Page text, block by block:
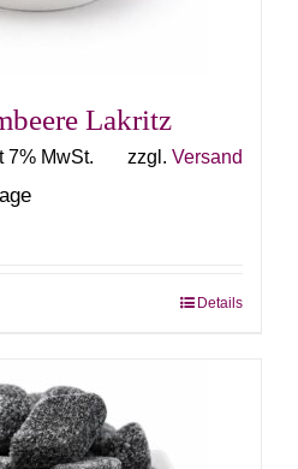
Lakritz
7% MwSt. zzgl. Versand
Details